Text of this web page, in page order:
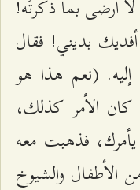
أرضى بما ذكرتَه!
بديني! فقال
(نعم هذا هو
كان الأمر كذلك،
فذهبت معه
الأطفال والشيوخ